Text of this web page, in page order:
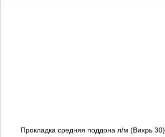
Прокладка средняя поддона л/м (Вихрь 30)